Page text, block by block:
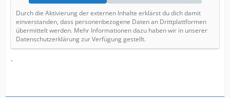
Durch die Aktivierung der externen Inhalte erklärst du dich damit
einverstanden, dass personenbezogene Daten an Drittplattformen
übermittelt werden. Mehr Informationen dazu haben wir in unserer
Datenschutzerklärung zur Verfügung gestellt.
.